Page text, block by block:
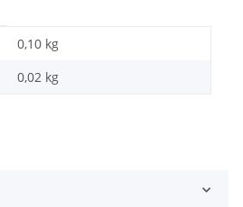
0,10 kg
0,02 kg